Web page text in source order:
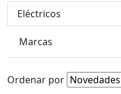
Eléctricos
Marcas
Ordenar por